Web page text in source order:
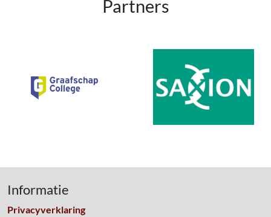
Partners
Informatie
Privacyverklaring